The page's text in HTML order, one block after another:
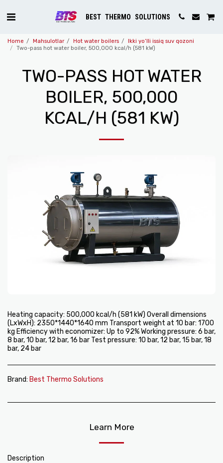
BEST THERMO SOLUTIONS
Home Mahsulotlar Hot water boilers
Ikki yo‘lli issiq suv qozoni
Two-pass hot water boiler, 500,000 kcal/h (581 kW)
TWO-PASS HOT WATER
BOILER, 500,000
KCAL/H (581 KW)
Heating capacity: 500,000 kcal/h (581 kW) Overall dimensions
(LxWxH): 2350*1440*1640 mm Transport weight at 10 bar: 1700
kg Efficiency with economizer: Up to 92% Working pressure: 6 bar,
8 bar, 10 bar, 12 bar, 16 bar Test pressure: 10 bar, 12 bar, 15 bar, 18
bar, 24 bar
Brand: Best Thermo Solutions
Learn More
Description